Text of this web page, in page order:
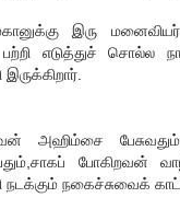
இரு
எடுத்துச் சொல்ல
அஹிம்சை
போகிறவன்
நடக்கும் நகைச்சுவைக்